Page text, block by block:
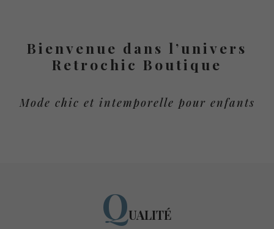
Bienvenue dans l’univers
Retrochic Boutique
Mode chic et intemporelle pour enfants
QUALITÉ